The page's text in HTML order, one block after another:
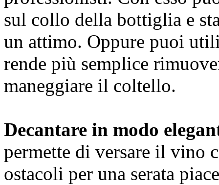
sul collo della bottiglia e
un attimo. Oppure puoi
rende più semplice
maneggiare il coltello.
Decantare in modo
permette di versare il vino
ostacoli per una serata